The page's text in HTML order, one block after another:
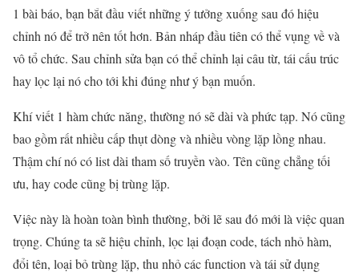
1 bài báo, bạn bắt đầu viết những ý tưởng xuống sau đó hiệu
chỉnh nó để trở nên tốt hơn. Bản nháp đầu tiên có thể vụng về và
vô tổ chức. Sau chỉnh sửa bạn có thể chỉnh lại câu từ, tái cấu trúc
hay lọc lại nó cho tới khi đúng như ý bạn muốn.
Khí viết 1 hàm chức năng, thường nó sẽ dài và phức tạp. Nó cũng
bao gồm rất nhiều cấp thụt dòng và nhiều vòng lặp lồng nhau.
Thậm chí nó có list dài tham số truyền vào. Tên cũng chẳng tối
ưu, hay code cũng bị trùng lặp.
Việc này là hoàn toàn bình thường, bởi lẽ sau đó mới là việc quan
trọng. Chúng ta sẽ hiệu chỉnh, lọc lại đoạn code, tách nhỏ hàm,
đổi tên, loại bỏ trùng lặp, thu nhỏ các function và tái sử dụng